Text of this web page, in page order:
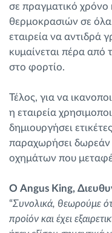
σε πραγματικό χρόνο
θερμοκρασιών σε όλα
εταιρεία να αντιδρά
κυμαίνεται πέρα από
στο φορτίο.
Τέλος, για να
η εταιρεία
δημιουργήσει
παραχωρήσει
οχημάτων που
Ο Angus King,
“Συνολικά, θεωρούμε
προϊόν και έχει